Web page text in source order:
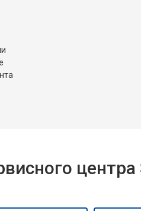
центра